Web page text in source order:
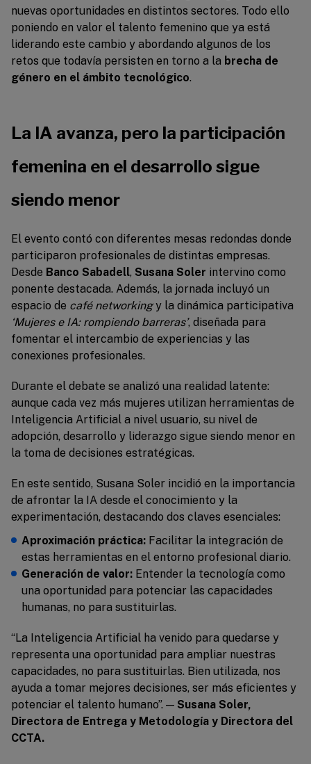
nuevas oportunidades en distintos sectores. Todo ello
poniendo en valor el talento femenino que ya está
liderando este cambio y abordando algunos de los
retos que todavía persisten en torno a la brecha de
género en el ámbito tecnológico.
La IA avanza, pero la participación
femenina en el desarrollo sigue
siendo menor
El evento contó con diferentes mesas redondas donde
participaron profesionales de distintas empresas.
Desde Banco Sabadell, Susana Soler intervino como
ponente destacada. Además, la jornada incluyó un
espacio de café networkingy la dinámica participativa
‘Mujeres e IA: rompiendo barreras’, diseñada para
fomentar el intercambio de experiencias y las
conexiones profesionales.
Durante el debate se analizó una realidad latente:
aunque cada vez más mujeres utilizan herramientas de
Inteligencia Artificial a nivel usuario, su nivel de
adopción, desarrollo y liderazgo sigue siendo menor en
la toma de decisiones estratégicas.
En este sentido, Susana Soler incidió en la importancia
de afrontar la IA desde el conocimiento y la
experimentación, destacando dos claves esenciales:
Aproximación práctica: Facilitar la integración de
estas herramientas en el entorno profesional diario.
Generación de valor: Entender la tecnología como
una oportunidad para potenciar las capacidades
humanas, no para sustituirlas.
“La Inteligencia Artificial ha venido para quedarse y
representa una oportunidad para ampliar nuestras
capacidades, no para sustituirlas. Bien utilizada, nos
ayuda a tomar mejores decisiones, ser más eficientes y
potenciar el talento humano”. — Susana Soler,
Directora de Entrega y Metodología y Directora del
CCTA.